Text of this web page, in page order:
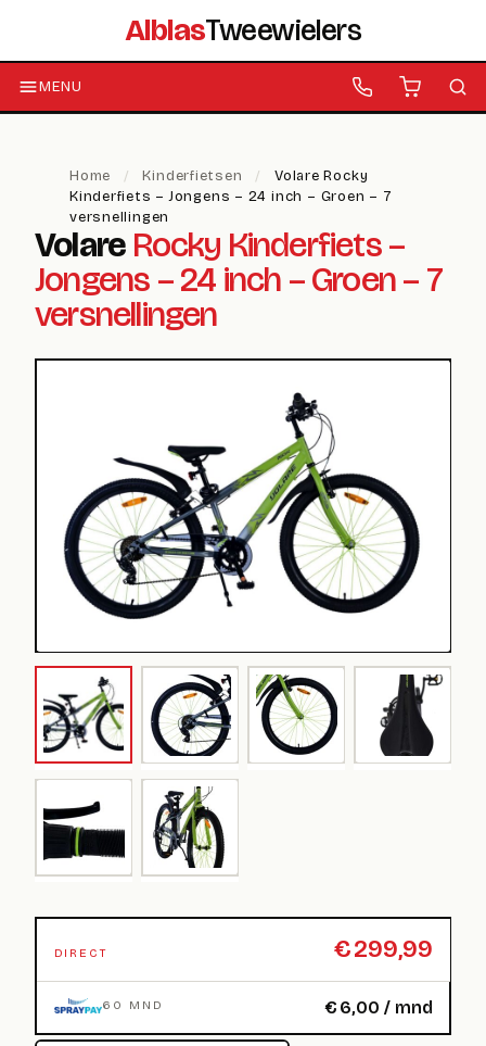
AlblasTweewielers
MENU
Home / Kinderfietsen /
Volare Rocky
Kinderfiets – Jongens – 24 inch – Groen – 7
versnellingen
Volare Rocky Kinderfiets –
Jongens – 24 inch – Groen – 7
versnellingen
DIRECT €299,99
60 MND € 6,00 / mnd